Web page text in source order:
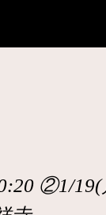
②1/19(